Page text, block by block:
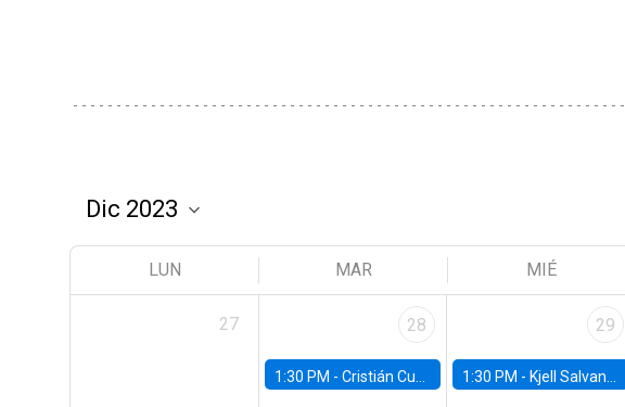
LUN MAR MIÉ
27 28
1:30 PM - Cristián Cuevas, Universidad de Los Andes
29
1:30 PM - Kjell Salvanes, Norwegian School of Economics